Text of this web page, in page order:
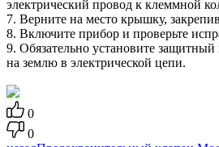
электрический провод к клеммной
7. Верните на место крышку,
8. Включите прибор и проверьте
9. Обязательно установите
на землю в электрической цепи.
0
0